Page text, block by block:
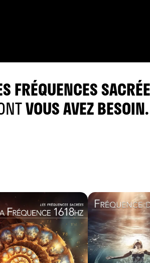
FRÉQUENCES
VOUS AVEZ BESOIN.